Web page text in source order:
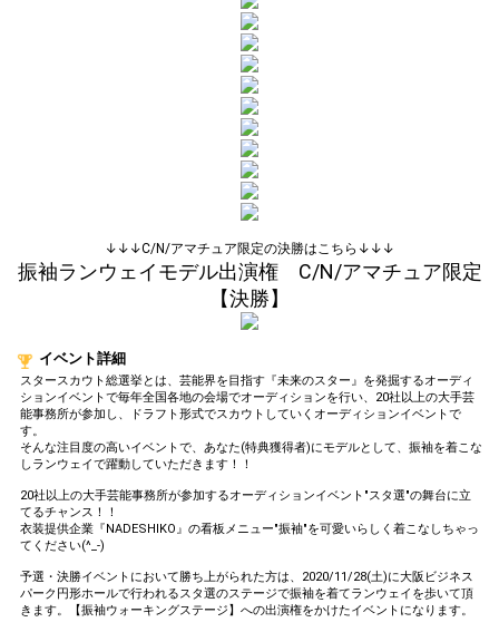
Throw gifts to the stage and join
(once a day)! You can also charge
you must use Show Gold.
You can post comments. Please
refrain from posting comments
that may offend performers or
other users.
Close
↓↓↓C/N/アマチュア限定の決勝はこちら↓↓↓
振袖ランウェイモデル出演権 C/N/アマチュア限定
【決勝】
イベント詳細
スタースカウト総選挙とは、芸能界を目指す『未来のスター』を発掘するオーディ
ションイベントで毎年全国各地の会場でオーディションを行い、20社以上の大手芸
能事務所が参加し、ドラフト形式でスカウトしていくオーディションイベントで
す。
そんな注目度の高いイベントで、あなた(特典獲得者)にモデルとして、振袖を着こな
しランウェイで躍動していただきます！！
20社以上の大手芸能事務所が参加するオーディションイベント"スタ選"の舞台に立
てるチャンス！！
衣装提供企業『NADESHIKO』の看板メニュー"振袖"を可愛いらしく着こなしちゃっ
てください(^_-)
予選・決勝イベントにおいて勝ち上がられた方は、2020/11/28(土)に大阪ビジネス
パーク円形ホールで行われるスタ選のステージで振袖を着てランウェイを歩いて頂
きます。【振袖ウォーキングステージ】への出演権をかけたイベントになります。